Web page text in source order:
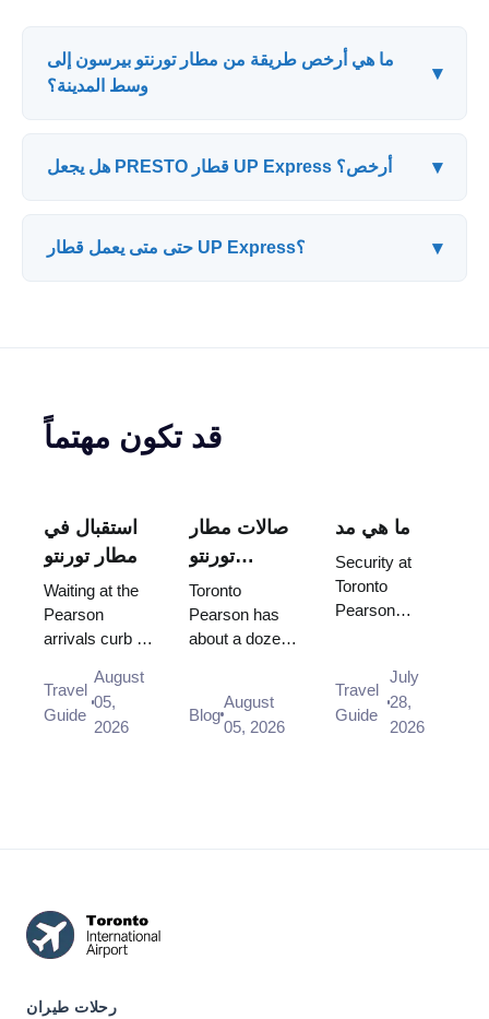
ما هي أرخص طريقة من مطار تورنتو بيرسون إلى
وسط المدينة؟
▾
هل يجعل PRESTO قطار UP Express أرخص؟ ▾
حتى متى يعمل قطار UP Express؟ ▾
قد تكون مهتماً
استقبال في
مطار تورنتو
بيرسون: أين
تنتظر ومن
أي باب
Waiting at the
Pearson
arrivals curb is
and there is no
designated
drop-off area
Travel
Guide
August
05,
2026
صالات مطار
تورنتو
بيرسون: أي
منها يمكنك
استخدامه
Toronto
Pearson has
about a dozen
and destination
zone decide
Blog
August
05, 2026
ما هي مد
Security at
Toronto
Pearson
minutes, and
CATSA works
to a 95/15
Travel
Guide
July
28,
2026
رحلات طيران